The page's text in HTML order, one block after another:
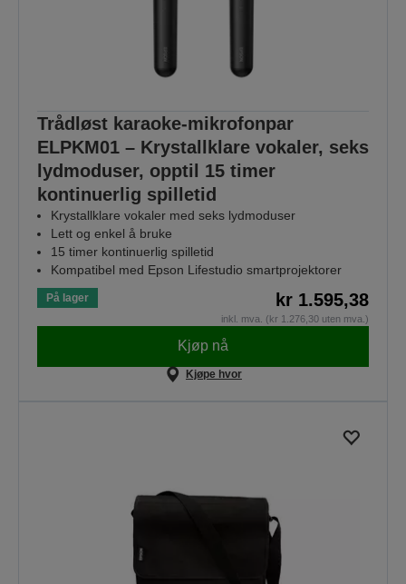
Trådløst karaoke-mikrofonpar
ELPKM01 – Krystallklare vokaler, seks
lydmoduser, opptil 15 timer
kontinuerlig spilletid
Krystallklare vokaler med seks lydmoduser
Lett og enkel å bruke
15 timer kontinuerlig spilletid
Kompatibel med Epson Lifestudio smartprojektorer
På lager kr 1.595,38
inkl. mva. (kr 1.276,30 uten mva.)
Kjøp nå
Kjøpe hvor